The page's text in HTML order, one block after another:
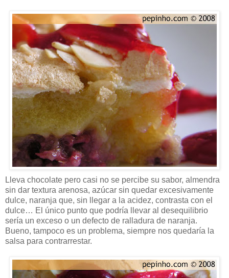
Lleva chocolate pero casi no se percibe su sabor, almendra
sin dar textura arenosa, azúcar sin quedar excesivamente
dulce, naranja que, sin llegar a la acidez, contrasta con el
dulce… El único punto que podría llevar al desequilibrio
sería un exceso o un defecto de ralladura de naranja.
Bueno, tampoco es un problema, siempre nos quedaría la
salsa para contrarrestar.